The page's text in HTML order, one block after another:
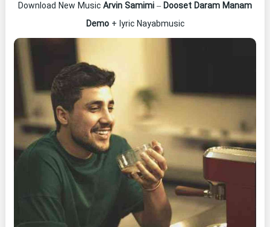
Download New Music Arvin Samimi – Dooset Daram Manam
Demo+ lyric Nayabmusic